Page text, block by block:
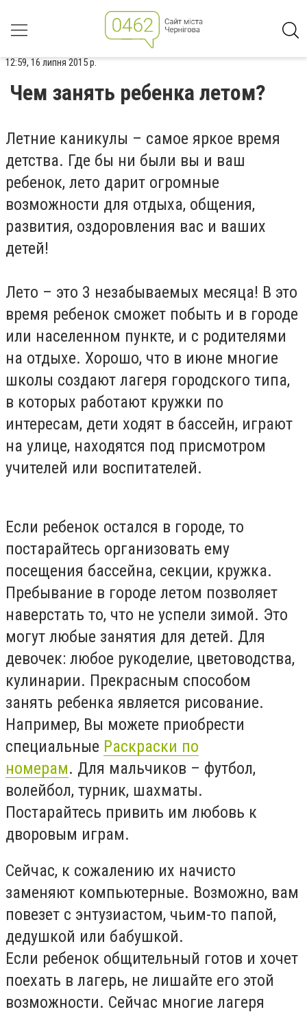
12:59, 16 липня 2015 р.
Чем занять ребенка летом?
Летние каникулы – самое яркое время
детства. Где бы ни были вы и ваш
ребенок, лето дарит огромные
возможности для отдыха, общения,
развития, оздоровления вас и ваших
детей!
Лето – это 3 незабываемых месяца! В это
время ребенок сможет побыть и в городе
или населенном пункте, и с родителями
на отдыхе. Хорошо, что в июне многие
школы создают лагеря городского типа,
в которых работают кружки по
интересам, дети ходят в бассейн, играют
на улице, находятся под присмотром
учителей или воспитателей.
Если ребенок остался в городе, то
постарайтесь организовать ему
посещения бассейна, секции, кружка.
Пребывание в городе летом позволяет
наверстать то, что не успели зимой. Это
могут любые занятия для детей. Для
девочек: любое рукоделие, цветоводства,
кулинарии. Прекрасным способом
занять ребенка является рисование.
Например, Вы можете приобрести
специальные Раскраски по
номерам. Для мальчиков – футбол,
волейбол, турник, шахматы.
Постарайтесь привить им любовь к
дворовым играм.
Сейчас, к сожалению их начисто
заменяют компьютерные. Возможно, вам
повезет с энтузиастом, чьим-то папой,
дедушкой или бабушкой.
Если ребенок общительный готов и хочет
поехать в лагерь, не лишайте его этой
возможности. Сейчас многие лагеря